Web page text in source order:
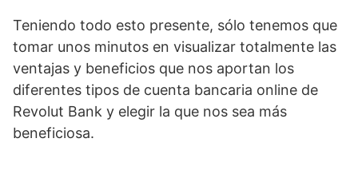
Teniendo todo esto presente, sólo tenemos que
tomar unos minutos en visualizar totalmente las
ventajas y beneficios que nos aportan los
diferentes tipos de cuenta bancaria online de
Revolut Bank y elegir la que nos sea más
beneficiosa.